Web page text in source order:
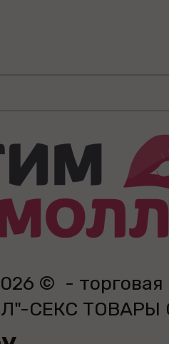
© - торговая
СЕКС